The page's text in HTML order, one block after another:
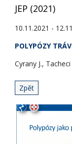
JEP (2021)
10.11.2021 -
POLYPÓZY
Cyrany J.,
Zpět